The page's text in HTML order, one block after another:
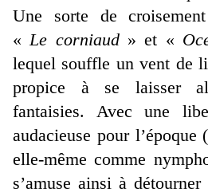
Une sorte de
«Le corniaud» et «
lequel souffle un vent de
propice à se laisser
fantaisies. Avec une
audacieuse pour l’époque
elle-même comme
s’amuse ainsi à